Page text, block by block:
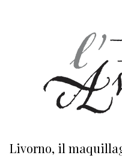
Livorno, il